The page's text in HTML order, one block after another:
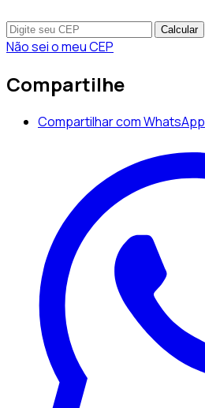
Calcular
Não sei o meu CEP
Compartilhe
Compartilhar com WhatsApp